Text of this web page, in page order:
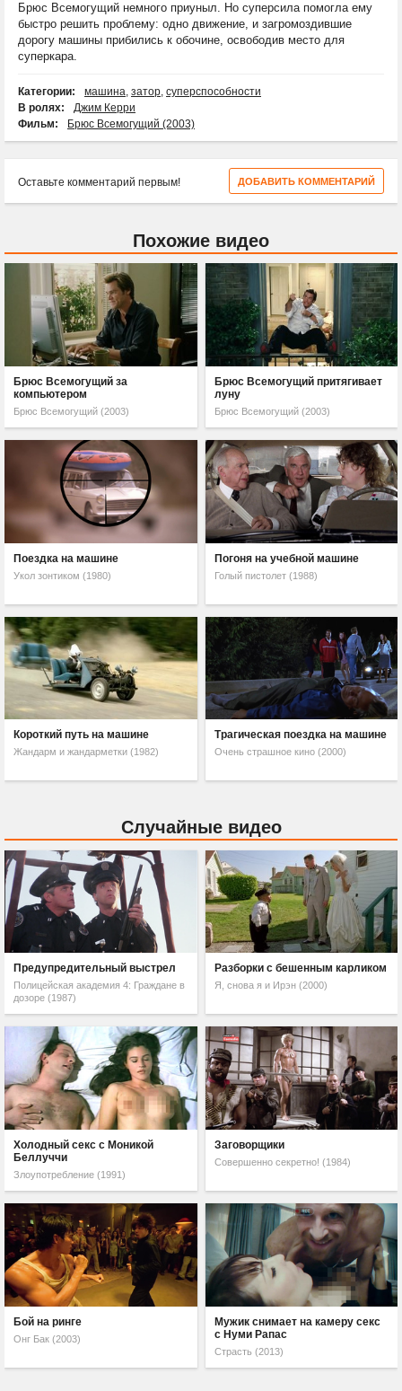
Брюс Всемогущий немного приуныл. Но суперсила помогла ему
быстро решить проблему: одно движение, и загромоздившие
дорогу машины прибились к обочине, освободив место для
суперкара.
Категории: машина, затор, суперспособности
В ролях:
Джим Керри
Фильм:
Брюс Всемогущий (2003)
ДОБАВИТЬ КОММЕНТАРИЙ
Оставьте комментарий первым!
Похожие видео
Брюс Всемогущий за
компьютером
Брюс Всемогущий (2003)
Брюс Всемогущий притягивает
луну
Брюс Всемогущий (2003)
Поездка на машине
Укол зонтиком (1980)
Погоня на учебной машине
Голый пистолет (1988)
Короткий путь на машине
Жандарм и жандарметки (1982)
Трагическая поездка на машине
Очень страшное кино (2000)
Случайные видео
Предупредительный выстрел
Полицейская академия 4: Граждане в
дозоре (1987)
Разборки с бешенным карликом
Я, снова я и Ирэн (2000)
Холодный секс с Моникой
Беллуччи
Злоупотребление (1991)
Заговорщики
Совершенно секретно! (1984)
Бой на ринге
Онг Бак (2003)
Мужик снимает на камеру секс
с Нуми Рапас
Страсть (2013)